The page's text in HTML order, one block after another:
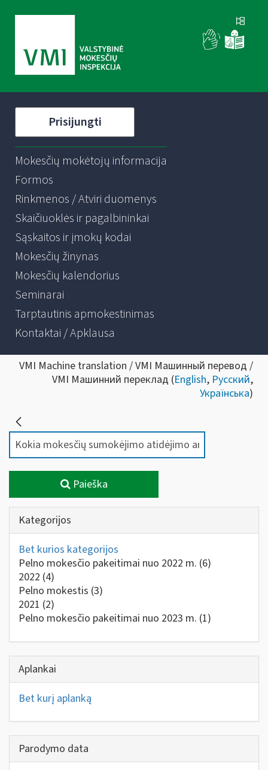
Prisijungti
Mokesčių mokėtojų informacija
Formos
Rinkmenos / Atviri duomenys
Skaičiuoklės ir pagalbininkai
Sąskaitos ir įmokų kodai
Mokesčių žinynas
Mokesčių kalendorius
Seminarai
Tarptautinis apmokestinimas
Kontaktai / Apklausa
VMI Machine translation / VMI Машинный перевод /
VMI Машинний переклад (English, Русский,
Українська)
Paieška
Kategorijos
Bet kurios kategorijos
Pelno mokesčio pakeitimai nuo 2022 m. (6)
2022 (4)
Pelno mokestis (3)
2021 (2)
Pelno mokesčio pakeitimai nuo 2023 m. (1)
Aplankai
Bet kurį aplanką
Parodymo data